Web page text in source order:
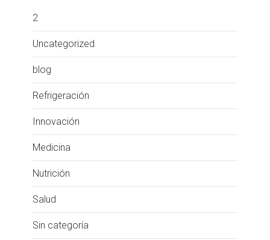
2
Uncategorized
blog
Refrigeración
Innovación
Medicina
Nutrición
Salud
Sin categoría